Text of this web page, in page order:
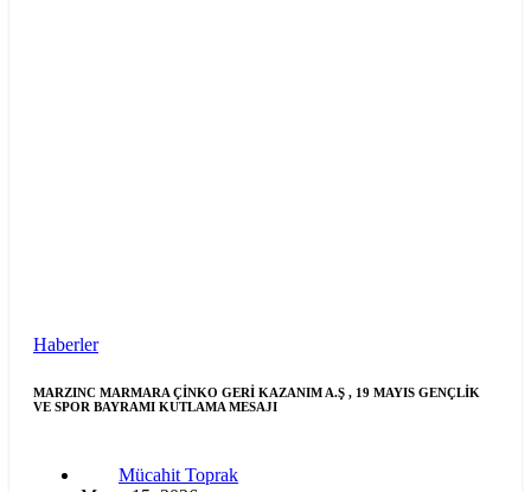
Haberler
MARZINC MARMARA ÇİNKO GERİ KAZANIM A.Ş , 19 MAYIS GENÇLİK
VE SPOR BAYRAMI KUTLAMA MESAJI
Mücahit Toprak